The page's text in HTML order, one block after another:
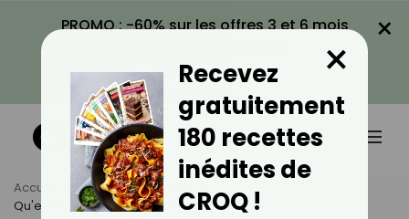
PROMO : -60% sur les offres 3 et 6 mois
VOIR LA PROMO
×
Accueil Actus
Bien-Être
Qu'est-Ce Qui Change Quand On A 60 Ans ?
Recevez
gratuitement
180 recettes
inédites de
CROQ !
×